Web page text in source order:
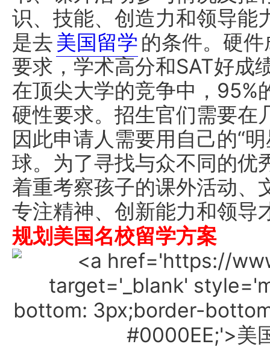
识、技能、创造力和领导能
是去 美国留学 的条件。硬
要求，学术高分和SAT好成
在顶尖大学的竞争中，95%
硬性要求。招生官们需要在
因此申请人需要用自己的“
球。为了寻找与众不同的优
着重考察孩子的课外活动、
专注精神、创新能力和领导
规划美国名校留学方案